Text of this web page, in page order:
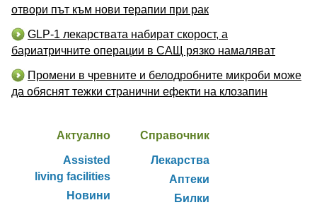
отвори път към нови терапии при рак
GLP-1 лекарствата набират скорост, а
бариатричните операции в САЩ рязко намаляват
Промени в чревните и белодробните микроби може
да обяснят тежки странични ефекти на клозапин
Актуално
Assisted
living facilities
Новини
Справочник
Лекарства
Аптеки
Билки